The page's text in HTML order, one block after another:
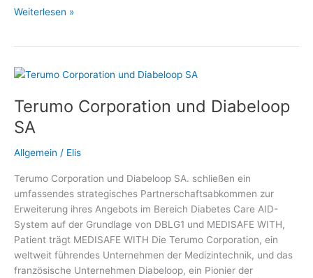
Spezielle
–
und
Gesundheit,
Fachmediziner
und
Weiterlesen »
Terumo Corporation und Diabeloop
SA
Allgemein / Elis
Terumo Corporation und Diabeloop SA. schließen ein
umfassendes strategisches Partnerschaftsabkommen zur
Erweiterung ihres Angebots im Bereich Diabetes Care AID-
System auf der Grundlage von DBLG1 und MEDISAFE WITH,
Patient trägt MEDISAFE WITH Die Terumo Corporation, ein
weltweit führendes Unternehmen der Medizintechnik, und das
französische Unternehmen Diabeloop, ein Pionier der